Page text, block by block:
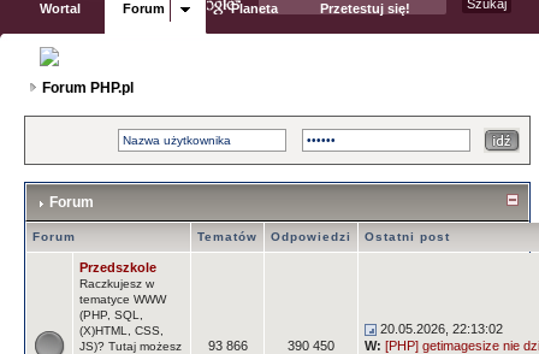
Wortal Forum Planeta Przetestuj się!
Forum PHP.pl
Forum
Forum Tematów Odpowiedzi Ostatni post
Przedszkole
Raczkujesz w
tematyce WWW
(PHP, SQL,
(X)HTML, CSS,
JS)? Tutaj możesz
93 866 390 450
20.05.2026, 22:13:02
W: [PHP] getimagesize nie